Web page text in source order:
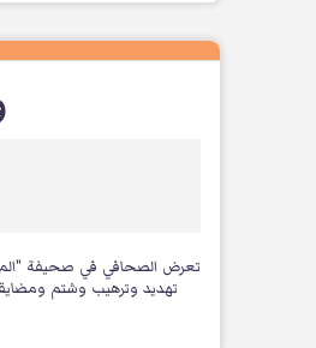
تعرض الصحافي في صحيفة
تهديد وترهيب وشتم